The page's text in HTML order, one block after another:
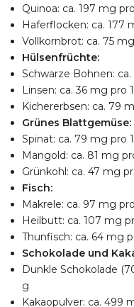
Quinoa: ca. 197 mg
Haferflocken: ca. 177
Vollkornbrot: ca. 75
Hülsenfrüchte:
Schwarze Bohnen:
Linsen: ca. 36 mg pro
Kichererbsen: ca. 79
Grünes Blattgemüse:
Spinat: ca. 79 mg pro
Mangold: ca. 81 mg
Grünkohl: ca. 47 mg
Fisch:
Makrele: ca. 97 mg
Heilbutt: ca. 107 mg
Thunfisch: ca. 64 mg
Schokolade und
Dunkle Schokolade
g
Kakaopulver: ca. 499